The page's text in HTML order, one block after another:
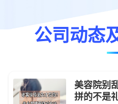
公司动态
美容院别
拼的不是